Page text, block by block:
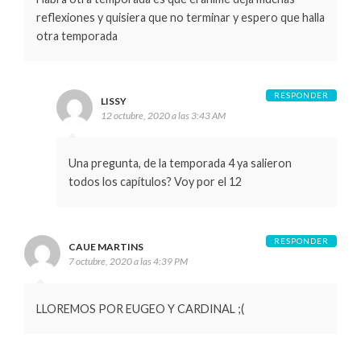
reflexiones y quisiera que no terminar y espero que halla
otra temporada
LISSY
12 octubre, 2020 a las 3:43 AM
Una pregunta, de la temporada 4 ya salieron
todos los capítulos? Voy por el 12
RESPONDER
CAUE MARTINS
7 octubre, 2020 a las 4:39 PM
LLOREMOS POR EUGEO Y CARDINAL ;(
RESPONDER